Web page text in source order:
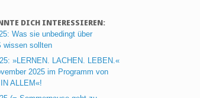
DICH INTERESSIEREN:
Was sie unbedingt über
wissen sollten
»LERNEN. LACHEN. LEBEN.«
2025 im Programm von
ALLEM«!